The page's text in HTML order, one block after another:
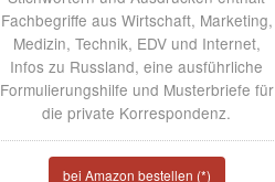
Fachbegriffe aus Wirtschaft, Marketing,
Medizin, Technik, EDV und Internet,
Infos zu Russland, eine ausführliche
Formulierungshilfe und Musterbriefe für
die private Korrespondenz.
bei Amazon bestellen (*)